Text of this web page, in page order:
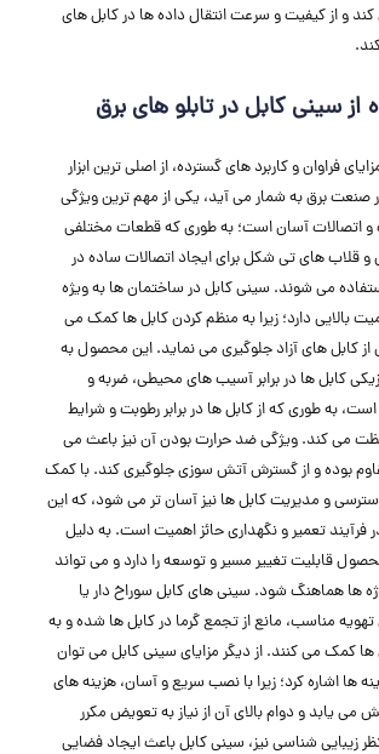
و از کیفیت و سرعت انتقال داده ‌ها در کابل‌ های
از سینی کابل در تابلو های برق
فراوان و کاربرد های گسترده، از اصلی ‌ترین ابزار
صنعت برق به شمار می ‌آید، یکی از مهم‌ ترین ویژگی
اتصالات آسان است؛ به طوری که قطعات مختلفی
قلاب ‌های تی شکل برای ایجاد اتصالات ساده در
می‌ شوند. سینی کابل در ساختمان ‌ها به ویژه
بالایی دارد؛ زیرا به منظم کردن کابل ‌ها کمک می
از کابل‌ های آزاد جلوگیری می‌ نماید. این محصول به‌
کابل ‌ها در برابر آسیب‌ های محیطی، ضربه و
به‌ طوری ‌که از کابل ‌ها در برابر رطوبت و شرایط
می ‌کند. ویژگی ضد حرارت بودن آن نیز باعث می
بوده و از گسترش آتش‌ سوزی جلوگیری کند. با کمک
و مدیریت کابل‌ ها نیز آسان‌ تر می ‌شود، که این
تعمیر و نگهداری حائز اهمیت است. به دلیل
قابلیت تغییر مسیر و توسعه را دارد و می ‌تواند
‌ها هماهنگ شود. سینی ‌های کابل سوراخ‌ دار یا
مناسب، مانع از تجمع گرما در کابل‌ ها شده و به
کمک می ‌کنند. از دیگر مزایای سینی کابل می ‌توان
‌ها اشاره کرد؛ زیرا با نصب سریع و آسان، هزینه ‌های
‌یابد و دوام بالای آن از نیاز به تعویض مکرر
زیبایی ‌شناسی نیز، سینی کابل باعث ایجاد فضایی